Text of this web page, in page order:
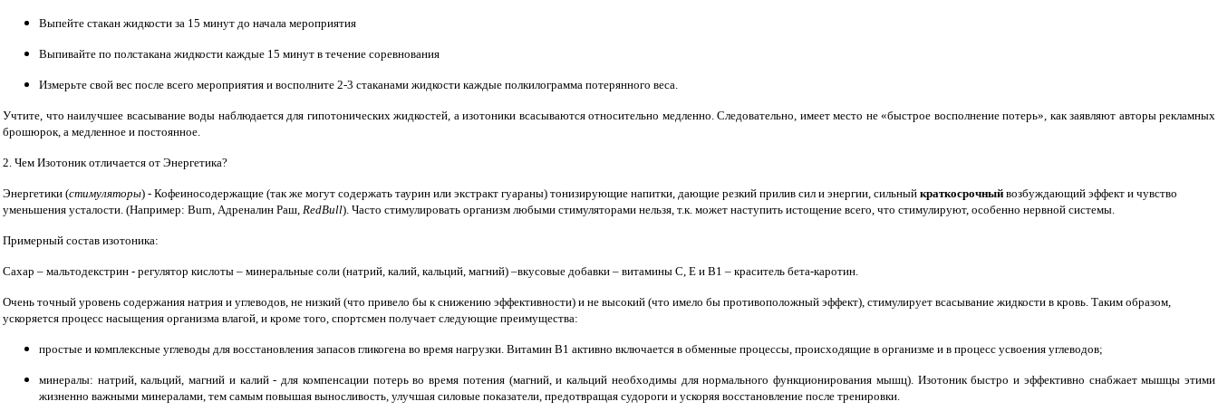
Выпейте стакан жидкости за 15 минут до начала мероприятия
Выпивайте по полстакана жидкости каждые 15 минут в течение соревнования
Измерьте свой вес после всего мероприятия и восполните 2-3 стаканами жидкости каждые полкилограмма потерянного веса.
Учтите, что наилучшее всасывание воды наблюдается для гипотонических жидкостей, а изотоники всасываются относительно медленно. Следовательно, имеет место не «быстрое восполнение потерь», как заявляют авторы рекламных
брошюрок, а медленное и постоянное.
2. Чем Изотоник отличается от Энергетика?
Энергетики (стимуляторы) - Кофеиносодержащие (так же могут содержать таурин или экстракт гуараны) тонизирующие напитки, дающие резкий прилив сил и энергии, сильный краткосрочный возбуждающий эффект и чувство
уменьшения усталости. (Например: Burn, Адреналин Раш, RedBull). Часто стимулировать организм любыми стимуляторами нельзя, т.к. может наступить истощение всего, что стимулируют, особенно нервной системы.
Примерный состав изотоника:
Сахар – мальтодекстрин - регулятор кислоты – минеральные соли (натрий, калий, кальций, магний) –вкусовые добавки – витамины С, Е и В1 – краситель бета-каротин.
Очень точный уровень содержания натрия и углеводов, не низкий (что привело бы к снижению эффективности) и не высокий (что имело бы противоположный эффект), стимулирует всасывание жидкости в кровь. Таким образом,
ускоряется процесс насыщения организма влагой, и кроме того, спортсмен получает следующие преимущества:
простые и комплексные углеводы для восстановления запасов гликогена во время нагрузки. Витамин В1 активно включается в обменные процессы, происходящие в организме и в процесс усвоения углеводов;
минералы: натрий, кальций, магний и калий - для компенсации потерь во время потения (магний, и кальций необходимы для нормального функционирования мышц). Изотоник быстро и эффективно снабжает мышцы этими
жизненно важными минералами, тем самым повышая выносливость, улучшая силовые показатели, предотвращая судороги и ускоряя восстановление после тренировки.